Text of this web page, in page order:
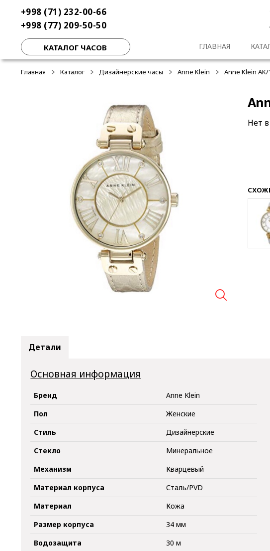
навигации
содержимому
+998 (71) 232-00-66
+998 (77) 209-50-50
КАТАЛОГ ЧАСОВ ГЛАВНАЯ
Главная Каталог Дизайнерские часы Anne Klein Anne Klein AK/
Нет
Детали
Основная информация
Бренд
Anne Klein
Пол
Женские
Стиль
Дизайнерские
Стекло
Минеральное
Механизм
Кварцевый
Материал корпуса
Сталь/PVD
Материал
Кожа
Размер корпуса
34 мм
Водозащита
30 м
-50%
-50%
-50%